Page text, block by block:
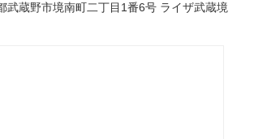
武蔵野市境南町二丁目1番6号 ライザ武蔵境